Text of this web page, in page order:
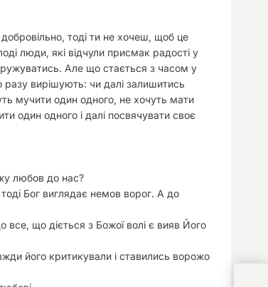
тоді ти не хочеш, щоб це
люди, які відчули присмак радості у
Але що стається з часом у
разу вирішують: чи далі залишитись
мучити один одного, не хочуть мати
один одного і далі посвячувати своє
любов до нас?
Бог виглядає немов ворог. А до
що діється з Божої волі є вияв Його
його критикували і ставились ворожо